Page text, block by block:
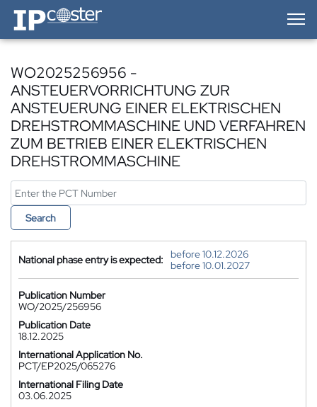
IP-Coster — Home
WO2025256956 -
ANSTEUERVORRICHTUNG ZUR
ANSTEUERUNG EINER ELEKTRISCHEN
DREHSTROMMASCHINE UND VERFAHREN
ZUM BETRIEB EINER ELEKTRISCHEN
DREHSTROMMASCHINE
Search
National phase entry is expected:
before 10.12.2026
before 10.01.2027
Publication Number
WO/2025/256956
Publication Date
18.12.2025
International Application No.
PCT/EP2025/065276
International Filing Date
03.06.2025